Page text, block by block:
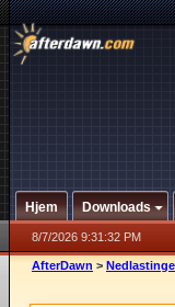
Hjem Downloads
8/7/2026 9:31:32 PM
AfterDawn >